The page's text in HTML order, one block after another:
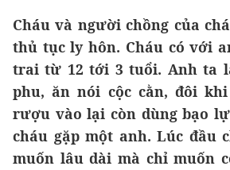
Cháu và người chồng của
thủ tục ly hôn. Cháu có với
trai từ 12 tới 3 tuổi. Anh ta
phu, ăn nói cộc cằn, đôi
rượu vào lại còn dùng bạo
cháu gặp một anh. Lúc đầu
muốn lâu dài mà chỉ muốn